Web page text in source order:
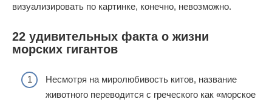
визуализировать по картинке, конечно, невозможно.
22 удивительных факта о жизни
морских гигантов
Несмотря на миролюбивость китов, название
животного переводится с греческого как «морское